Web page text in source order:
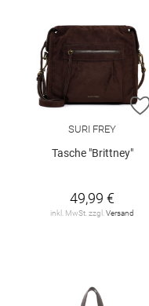
SURI FREY
Tasche "Brittney"
49,99 €
inkl. MwSt. zzgl.Versand